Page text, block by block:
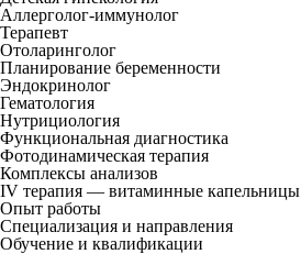
Аллерголог-иммунолог
Терапевт
Отоларинголог
Планирование беременности
Эндокринолог
Гематология
Нутрициология
Функциональная диагностика
Фотодинамическая терапия
Комплексы анализов
IV терапия — витаминные капельницы
Опыт работы
Специализация и направления
Обучение и квалификации